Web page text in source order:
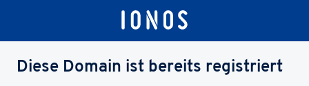
Diese Domain ist bereits registriert